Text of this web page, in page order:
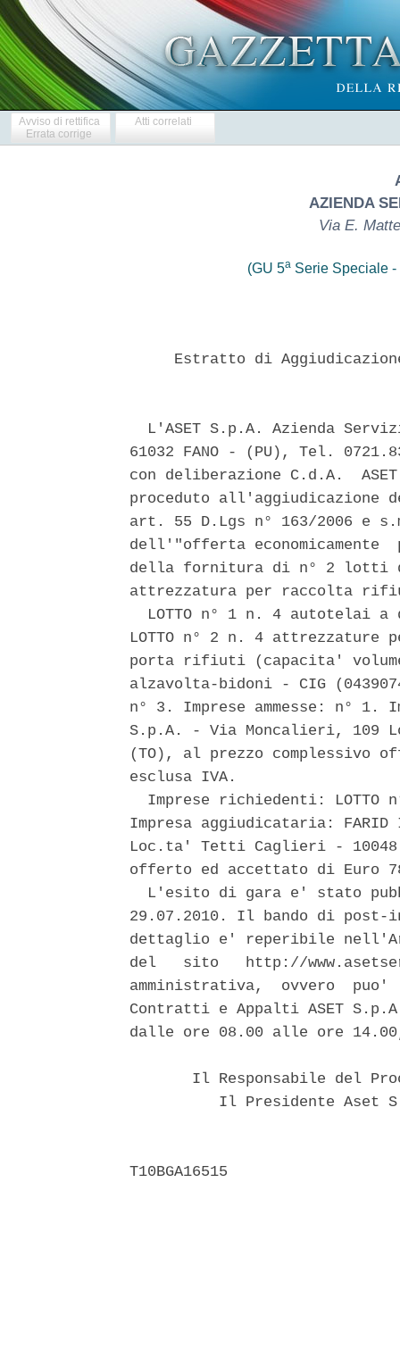
Avviso di rettifica
Errata corrige
Atti correlati
AZIENDA
Via E.
(GU 5aSerie Speciale -
Estratto di
L'ASET S.p.A. Azienda
61032 FANO - (PU), Tel.
con deliberazione C.d.A.
proceduto
art. 55 D.Lgs n° 163/2006 e
dell'"offerta
della fornitura di n° 2
attrezzatura per raccolta
LOTTO n° 1 n. 4 autotelai a
LOTTO n° 2 n. 4
porta rifiuti (capacita'
alzavolta-bidoni - CIG
n° 3. Imprese ammesse: n° 1.
S.p.A. - Via Moncalieri, 109
(TO), al prezzo complessivo
esclusa IVA.
Imprese richiedenti: LOTTO
Impresa aggiudicataria:
Loc.ta' Tetti Caglieri - 10048
offerto ed accettato di Euro
L'esito di gara e' stato
29.07.2010. Il bando di
dettaglio e' reperibile
del   sito   http://
amministrativa,  ovvero
Contratti e Appalti ASET
dalle ore 08.00 alle ore
Il Responsabile del
Il Presidente Aset